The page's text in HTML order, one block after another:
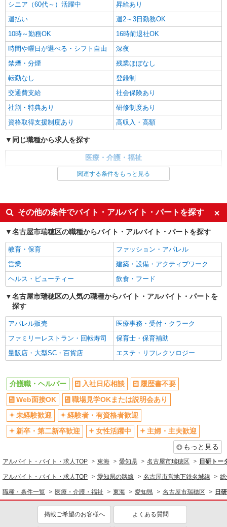
キープ
派遣社員
株式会社kotrio /●NG-H-2030726
毎日通うのが楽しみになる＊ホテルのような美
しいサ高住のSTAFF
時給1500円〜2125円 ＜日払い有/週払い有/交
通費全支給(ガソリン代含む)＞
キープ 詳細を見る
派遣社員
株式会社kotrio /●NG-H-2029571
＜桜山＞デイサービスSTAFF＊16時退社も
OK！子育て世代活躍中
瑞穂区
キープ 詳細を見る
派遣社員
株式会社kotrio /●NG-H-1992389
個別ケア重視！高級シニア住宅で巡回やケアな
ど＊桜山駅/日払いOK
時給1500円〜2125円 ＜日払い有/週払い有/交
瑞穂区
キープ 詳細を見る
介護スタッフ ◆デイサービス、サービス付き
高齢者向け住宅、グループホームなど様々な勤
務先から選べます。
未経験：時給1400〜1600円（資格・経験によ
る） 経験者：時給1600〜1800円（資格・経験によ
る） ◎月収例 時給1800円×1日8時間×22日（週5
日）＝31万6800円 ◆昇給あり ◆支払い方法 ※日
払い/週払い/月払い対応も可能です。詳しくは面談
時にご相談ください。 ◆交通費：別途全額支給 ※
当社規定あり
愛知県名古屋市瑞穂区 【最寄駅】 ◆各線「新
瑞橋駅」 ◆名古屋市営地下鉄桜通線「桜山駅」 ◆
隣に多数勤務地あります！
キープ 詳細を見る
株式会社kotrio /●NG-H-2029863
日収1.2万円〜可★「とにかく収入重視!」が叶
う高時給の有料住宅
シニア（60代～）活躍中
昇給あり
週払い
週2～3日勤務OK
10時～勤務OK
16時前退社OK
時間や曜日が選べる・シフト自由
深夜
禁煙・分煙
残業ほぼなし
転勤なし
登録制
交通費支給
社会保険あり
社割・特典あり
研修制度あり
資格取得支援制度あり
高収入・高額
同じ職種から求人を探す
医療・介護・福祉
未経験歓迎
ミドル（40代～）活躍中
週2～3日勤務OK
深夜
交通費支給
社会保険あり
関連する条件をもっと見る
その他の条件でバイト・アルバイト・パートを探す
名古屋市瑞穂区の職種からバイト・アルバイト・パートを探す
教育・保育
ファッション・アパレル
営業
建築・設備・アクティブワーク
ヘルス・ビューティー
飲食・フード
名古屋市瑞穂区の人気の職種からバイト・アルバイト・パートを
探す
アパレル販売
医療事務・受付・クラーク
ファミリーレストラン・回転寿司
保育士・保育補助
量販店・大型SC・百貨店
エステ・リフレクソロジー
介護職・ヘルパー 入社日応相談
履歴書不要
Web面接OK
職場見学OKまたは説明会あり
未経験歓迎
経験者・有資格者歓迎
新卒・第二新卒歓迎
女性活躍中
主婦・主夫歓迎
もっと見る
アルバイト・バイト・求人TOP 東海 愛知県 名古屋市瑞穂区 日研トー
アルバイト・バイト・求人TOP 愛知県の路線 名古屋市営地下鉄名城線
職種・条件一覧 医療・介護・福祉 東海 愛知県 名古屋市瑞穂区 日
掲載ご希望のお客様へ よくある質問